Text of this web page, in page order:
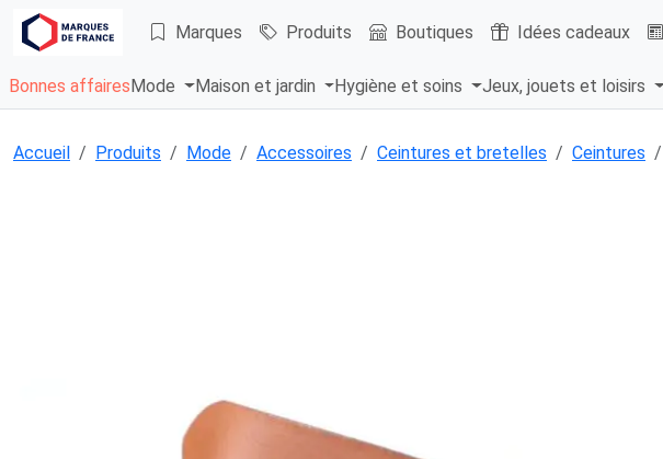
Marques Produits Boutiques Idées cadeaux
Bonnes affaires Mode Maison et jardin Hygiène et soins Jeux, jouets et loisirs
Accueil Produits Mode Accessoires Ceintures et bretelles Ceintures